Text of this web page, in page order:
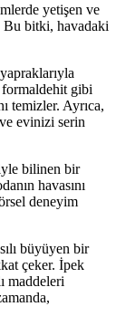
yetişen ve
bitki, havadaki
gibi
temizler. Ayrıca,
evinizi serin
bilinen bir
havasını
deneyim
büyüyen bir
çeker. İpek
maddeleri